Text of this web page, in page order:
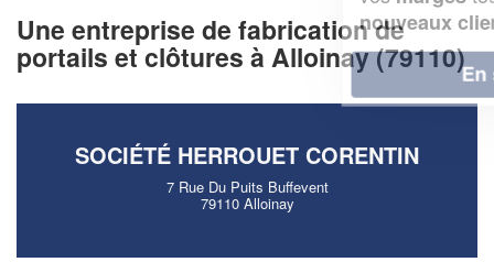
Une entreprise de fabrication de
portails et clôtures à Alloinay (79110)
SOCIÉTÉ HERROUET CORENTIN
7 Rue Du Puits Buffevent
79110 Alloinay
nouveaux clients!
En savoir plus